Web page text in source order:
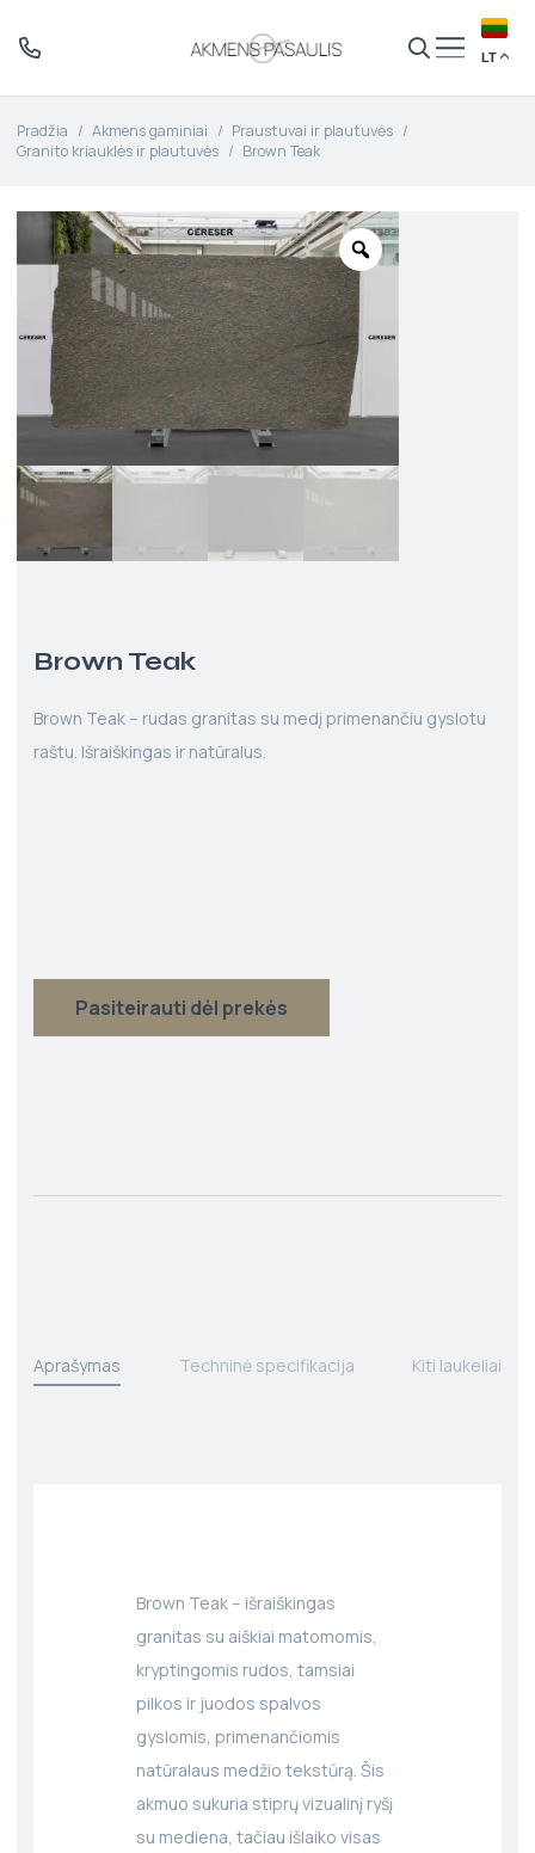
LT
Pradžia / Akmens gaminiai / Praustuvai ir plautuvės /
Granito kriauklės ir plautuvės / Brown Teak
Brown Teak
Brown Teak – rudas granitas su medį primenančiu gyslotu
raštu. Išraiškingas ir natūralus.
Pasiteirauti dėl prekės
Aprašymas Techninė specifikacija Kiti laukeliai
Brown Teak – išraiškingas
granitas su aiškiai matomomis,
kryptingomis rudos, tamsiai
pilkos ir juodos spalvos
gyslomis, primenančiomis
natūralaus medžio tekstūrą. Šis
akmuo sukuria stiprų vizualinį ryšį
su mediena, tačiau išlaiko visas